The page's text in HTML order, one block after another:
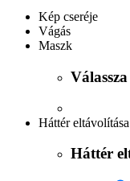
Kép cseréje
Vágás
Maszk
Háttér eltávolítása
Háttér